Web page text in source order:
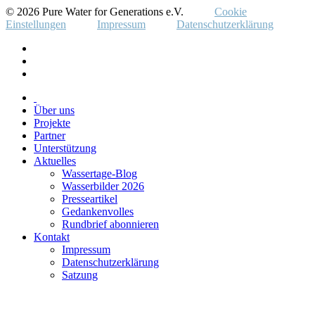
© 2026 Pure Water for Generations e.V.
Cookie
Einstellungen
Impressum Datenschutzerklärung
Über uns
Projekte
Partner
Unterstützung
Aktuelles
Wassertage-Blog
Wasserbilder 2026
Presseartikel
Gedankenvolles
Rundbrief abonnieren
Kontakt
Impressum
Datenschutzerklärung
Satzung